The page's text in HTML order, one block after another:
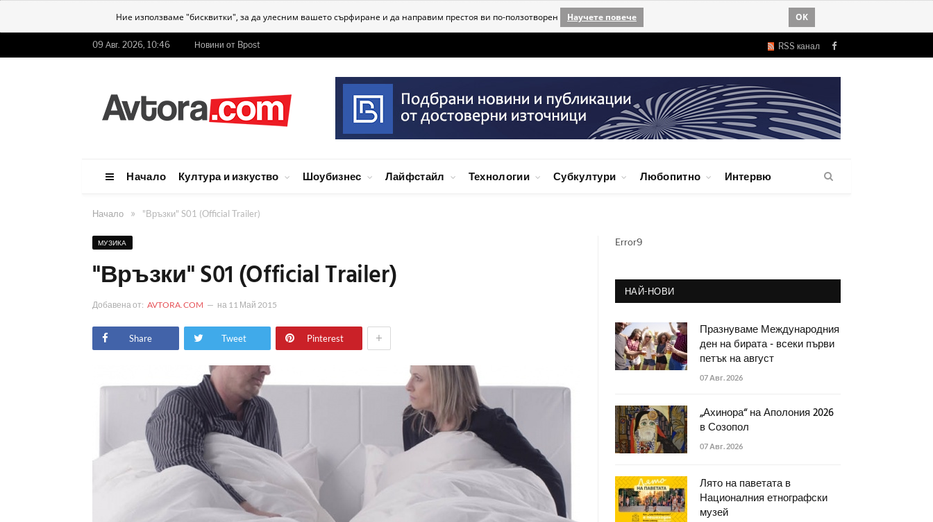
Ние използваме "бисквитки", за да улесним вашето сърфиране и да направим престоя ви по-ползотворен Научете повече OK
09 Авг. 2026, 10:46 Новини от Bpost RSS канал Facebook
Начало Култура и изкуство Шоубизнес Лайфстайл Технологии Субкултури Любопитно Интервю
Начало » "Връзки" S01 (Official Trailer)
МУЗИКА
"Връзки" S01 (Official Trailer)
Добавена от: AVTORA.COM на 11 Май 2015
Share Tweet Pinterest +
Error9
НАЙ-НОВИ
Празнуваме Международния
ден на бирата - всеки първи
петък на август
07 Авг. 2026
„Ахинора“ на Аполония 2026
в Созопол
07 Авг. 2026
Лято на паветата в
Националния етнографски
музей